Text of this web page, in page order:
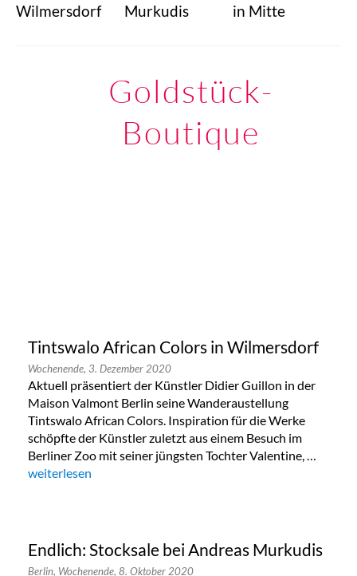
Wilmersdorf
Murkudis
in Mitte
Goldstück-
Boutique
Tintswalo African Colors in Wilmersdorf
Wochenende, 3. Dezember 2020
Aktuell präsentiert der Künstler Didier Guillon in der
Maison Valmont Berlin seine Wanderaustellung
Tintswalo African Colors. Inspiration für die Werke
schöpfte der Künstler zuletzt aus einem Besuch im
Berliner Zoo mit seiner jüngsten Tochter Valentine, …
„Tintswalo African Colors in Wilmersdorf“
weiterlesen
Endlich: Stocksale bei Andreas Murkudis
Berlin, Wochenende, 8. Oktober 2020